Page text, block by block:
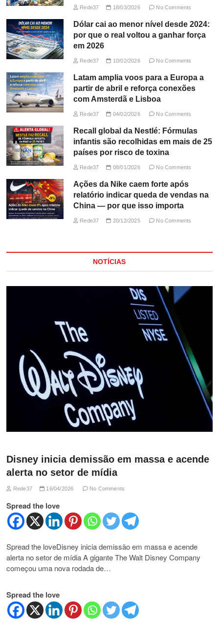
Rede37 18/03/2026 No Comments
Dólar cai ao menor nível desde 2024:
por que o real voltou a ganhar força
em 2026
Rede37 10/02/2026 No Comments
Latam amplia voos para a Europa a
partir de abril e reforça conexões
com Amsterdã e Lisboa
Rede37 04/02/2026 No Comments
Recall global da Nestlé: Fórmulas
infantis são recolhidas em mais de 25
países por risco de toxina
Rede37 08/01/2026 No Comments
Ações da Nike caem forte após
relatório indicar queda de vendas na
China — por que isso importa
Rede37 20/12/2025 No Comments
NOTÍCIAS
Disney inicia demissão em massa e acende
alerta no setor de mídia
Rede37 16/04/2026 No Comments
Spread the love
Spread the loveDisney inicia demissão em massa e acende
alerta no setor de mídia A gigante The Walt Disney Company
começou uma nova rodada de…
Spread the love